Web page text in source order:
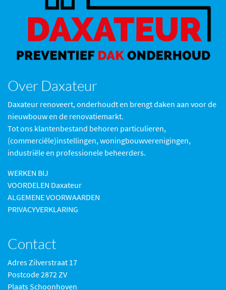
Over Daxateur
Daxateur renoveert, onderhoudt en brengt daken aan voor de
nieuwbouw en de renovatiemarkt.
Tot ons klantenbestand behoren particulieren,
(commerciële)instellingen, woningbouwverenigingen,
industriële en professionele beheerders.
WERKEN BIJ
VOORDELEN Daxateur
ALGEMENE VOORWAARDEN
PRIVACYVERKLARING
Contact
Adres Zilverstraat 17
Postcode 2872 ZV
Plaats Schoonhoven